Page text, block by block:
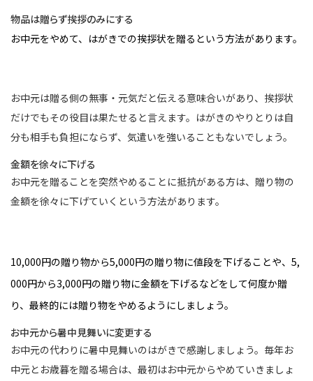
物品は贈らず挨拶のみにする
お中元をやめて、はがきでの挨拶状を贈るという方法があります。
お中元は贈る側の無事・元気だと伝える意味合いがあり、挨拶状
だけでもその役目は果たせると言えます。はがきのやりとりは自
分も相手も負担にならず、気遣いを強いることもないでしょう。
金額を徐々に下げる
お中元を贈ることを突然やめることに抵抗がある方は、贈り物の
金額を徐々に下げていくという方法があります。
10,000円の贈り物から5,000円の贈り物に値段を下げることや、5,
000円から3,000円の贈り物に金額を下げるなどをして何度か贈
り、最終的には贈り物をやめるようにしましょう。
お中元から暑中見舞いに変更する
お中元の代わりに暑中見舞いのはがきで感謝しましょう。毎年お
中元とお歳暮を贈る場合は、最初はお中元からやめていきましょ